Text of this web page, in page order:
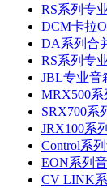
RS系列专
DCM卡拉
DA系列合
RS系列专
JBL专业音
MRX500系
SRX700系
JRX100系
Control系
EON系列
CV LINK系